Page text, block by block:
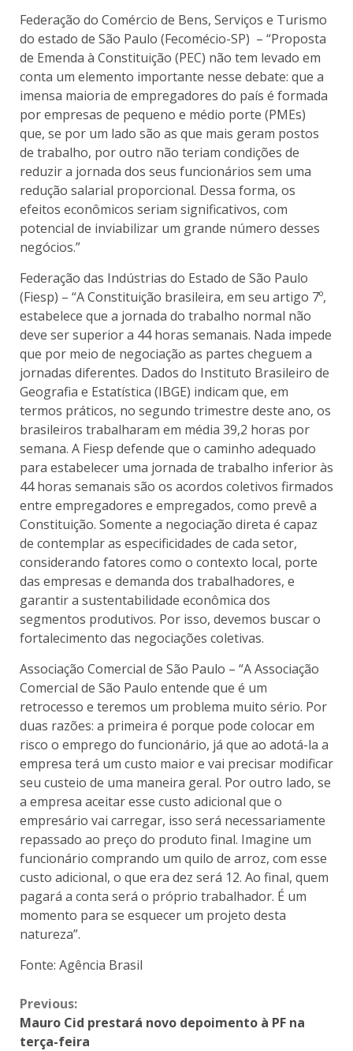
Federação do Comércio de Bens, Serviços e Turismo
do estado de São Paulo (Fecomécio-SP) – “Proposta
de Emenda à Constituição (PEC) não tem levado em
conta um elemento importante nesse debate: que a
imensa maioria de empregadores do país é formada
por empresas de pequeno e médio porte (PMEs)
que, se por um lado são as que mais geram postos
de trabalho, por outro não teriam condições de
reduzir a jornada dos seus funcionários sem uma
redução salarial proporcional. Dessa forma, os
efeitos econômicos seriam significativos, com
potencial de inviabilizar um grande número desses
negócios.”
Federação das Indústrias do Estado de São Paulo
(Fiesp) – “A Constituição brasileira, em seu artigo 7º,
estabelece que a jornada do trabalho normal não
deve ser superior a 44 horas semanais. Nada impede
que por meio de negociação as partes cheguem a
jornadas diferentes. Dados do Instituto Brasileiro de
Geografia e Estatística (IBGE) indicam que, em
termos práticos, no segundo trimestre deste ano, os
brasileiros trabalharam em média 39,2 horas por
semana. A Fiesp defende que o caminho adequado
para estabelecer uma jornada de trabalho inferior às
44 horas semanais são os acordos coletivos firmados
entre empregadores e empregados, como prevê a
Constituição. Somente a negociação direta é capaz
de contemplar as especificidades de cada setor,
considerando fatores como o contexto local, porte
das empresas e demanda dos trabalhadores, e
garantir a sustentabilidade econômica dos
segmentos produtivos. Por isso, devemos buscar o
fortalecimento das negociações coletivas.
Associação Comercial de São Paulo – “A Associação
Comercial de São Paulo entende que é um
retrocesso e teremos um problema muito sério. Por
duas razões: a primeira é porque pode colocar em
risco o emprego do funcionário, já que ao adotá-la a
empresa terá um custo maior e vai precisar modificar
seu custeio de uma maneira geral. Por outro lado, se
a empresa aceitar esse custo adicional que o
empresário vai carregar, isso será necessariamente
repassado ao preço do produto final. Imagine um
funcionário comprando um quilo de arroz, com esse
custo adicional, o que era dez será 12. Ao final, quem
pagará a conta será o próprio trabalhador. É um
momento para se esquecer um projeto desta
natureza”.
Fonte: Agência Brasil
Previous:
Mauro Cid prestará novo depoimento à PF na
terça-feira